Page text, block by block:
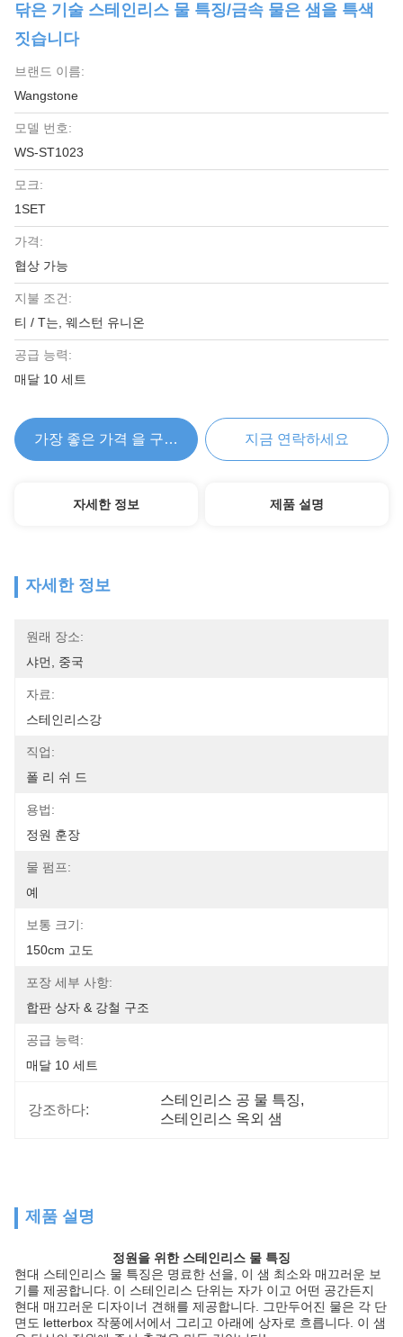
닦은 기술 스테인리스 물 특징/금속 물은 샘을 특색
짓습니다
브랜드 이름:
Wangstone
모델 번호:
WS-ST1023
모크:
1SET
가격:
협상 가능
지불 조건:
티 / T는, 웨스턴 유니온
공급 능력:
매달 10 세트
가장 좋은 가격 을 구하라 지금 연락하세요
자세한 정보 제품 설명
자세한 정보
원래 장소:
샤먼, 중국
자료:
스테인리스강
직업:
폴 리 쉬 드
용법:
정원 훈장
물 펌프:
예
보통 크기:
150cm 고도
포장 세부 사항:
합판 상자 & 강철 구조
공급 능력:
매달 10 세트
강조하다:
스테인리스 공 물 특징,
스테인리스 옥외 샘
제품 설명
정원을 위한 스테인리스 물 특징
현대 스테인리스 물 특징은 명료한 선을, 이 샘 최소와 매끄러운 보
기를 제공합니다. 이 스테인리스 단위는 자가 이고 어떤 공간든지
현대 매끄러운 디자이너 견해를 제공합니다. 그만두어진 물은 각 단
면도 letterbox 작풍에서에서 그리고 아래에 상자로 흐릅니다. 이 샘